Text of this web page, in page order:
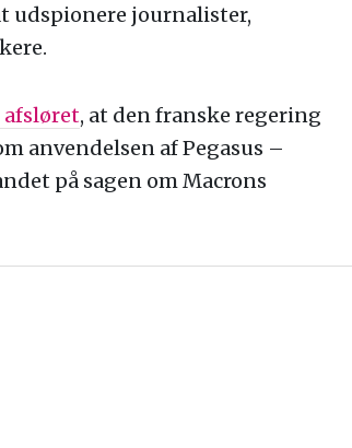
udspionere journalister,
afsløret, at den franske regering
anvendelsen af Pegasus –
på sagen om Macrons